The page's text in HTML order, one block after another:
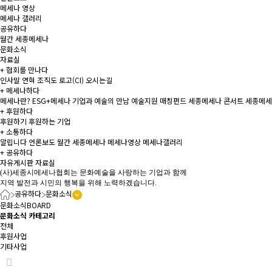
메세나 영상
메세나 갤러리
공유하다
월간 세종메세나
문화소식
자료실
+협회를 만나다
인사말 연혁 조직도로고(CI) 오시는길
+ 메세나하다
메세나란? ESG+메세나기업과 예술의 만남 예술지원 매칭펀드 세종메세나 콘서트 세종메
+후원하다
후원하기 후원하는 기업
+소통하다
알립니다 언론보도월간 세종메세나 메세나영상 메세나갤러리
+ 공유하다
자유게시판자료실
(사)세종시메세나협회는 문화예술을 사랑하는 기업과 함께
지역 발전과 시민의 행복을 위해 노력하겠습니다.
공유하다 문화소식
문화소식BOARD
문화소식 카테고리
전체
후원사업
기타사업